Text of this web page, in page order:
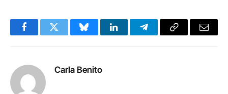
FacebookTwitter BlueskyLinkedInTelegramCopy
Email
Carla Benito